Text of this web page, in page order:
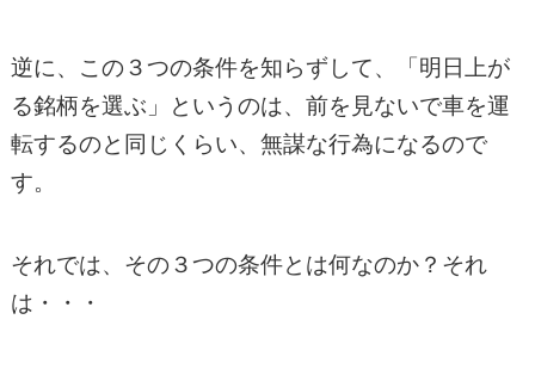
逆に、この３つの条件を知らずして、「明日上が
る銘柄を選ぶ」というのは、前を見ないで車を運
転するのと同じくらい、無謀な行為になるので
す。
それでは、その３つの条件とは何なのか？それ
は・・・